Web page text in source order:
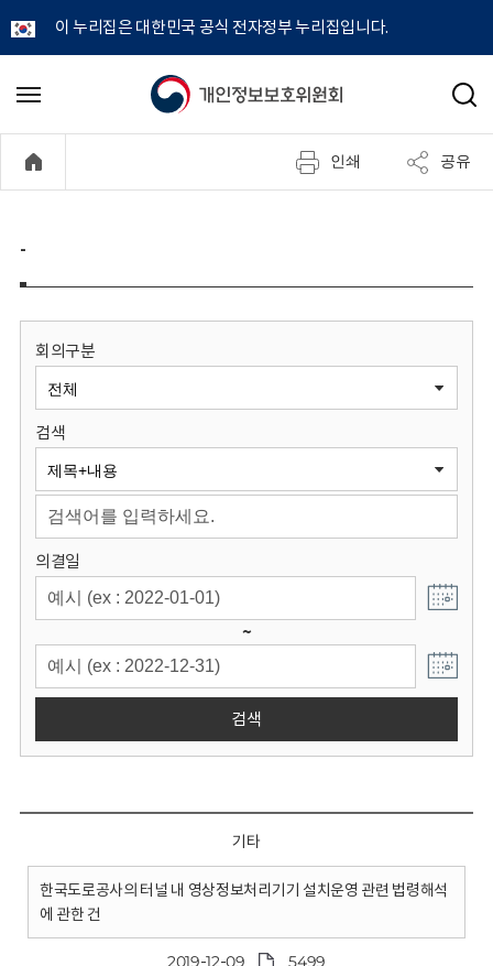
이 누리집은 대한민국 공식 전자정부 누리집입니다.
개
정
보
원
회
메
기
검
인쇄 공유
-
회의구분
검색
의결일
~
검색
기타
한국도로공사의 터널 내 영상정보처리기기 설치운영 관련 법령해석
에 관한 건
2019-12-09 5499